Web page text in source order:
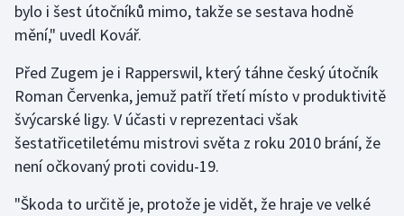
bylo i šest útočníků mimo, takže se sestava hodně
mění," uvedl Kovář.
Před Zugem je i Rapperswil, který táhne český útočník
Roman Červenka, jemuž patří třetí místo v produktivitě
švýcarské ligy. V účasti v reprezentaci však
šestatřicetiletému mistrovi světa z roku 2010 brání, že
není očkovaný proti covidu-19.
"Škoda to určitě je, protože je vidět, že hraje ve velké